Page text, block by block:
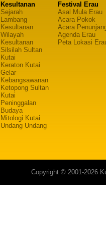
Kesultanan
Sejarah
Lambang
Kesultanan
Wilayah
Kesultanan
Silsilah Sultan
Kutai
Keraton Kutai
Gelar
Kebangsawanan
Ketopong Sultan
Kutai
Peninggalan
Budaya
Mitologi Kutai
Undang Undang
Festival Erau
Asal Mula Erau
Acara Pokok
Acara
Agenda Erau
Peta Lokasi
Copyright © 2001-2026